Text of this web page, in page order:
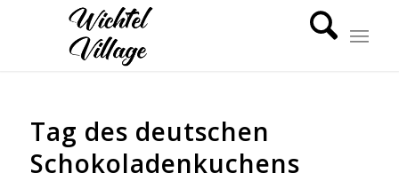
Tag des deutschen
Schokoladenkuchens